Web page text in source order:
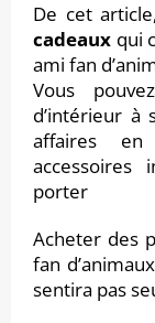
De cet
cadeaux qui
ami fan
Vous
d’intérieur à
affaires en
accessoires
porter
Acheter des
fan
sentira pas